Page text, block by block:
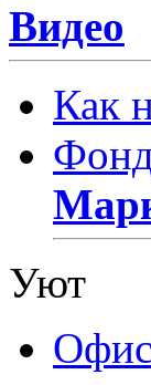
Видео
Как
Уют